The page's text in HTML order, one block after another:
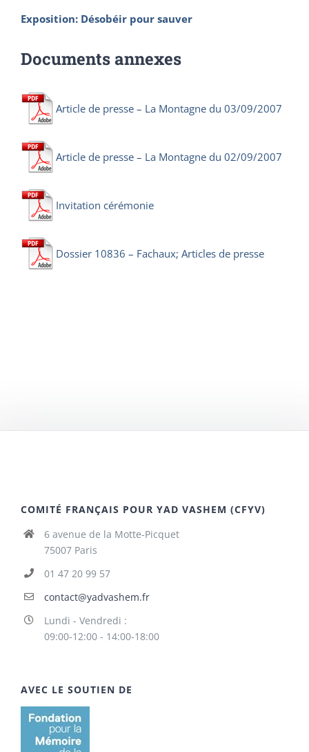
Exposition: Désobéir pour sauver
Documents annexes
Article de presse – La Montagne du 03/09/2007
Article de presse – La Montagne du 02/09/2007
Invitation cérémonie
Dossier 10836 – Fachaux; Articles de presse
COMITÉ FRANÇAIS POUR YAD VASHEM (CFYV)
6 avenue de la Motte-Picquet
75007 Paris
01 47 20 99 57
contact@yadvashem.fr
Lundi - Vendredi :
09:00-12:00 - 14:00-18:00
AVEC LE SOUTIEN DE